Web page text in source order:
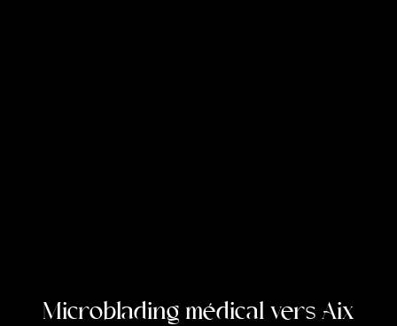
Microblading médical vers Aix